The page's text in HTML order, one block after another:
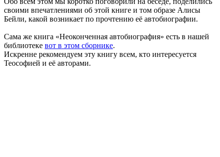
своими впечатлениями об этой книге и том образе Алисы
Бейли, какой возникает по прочтению её автобиографии.
Сама же книга «Неоконченная автобиография» есть в нашей
библиотеке вот в этом сборнике.
Искренне рекомендуем эту книгу всем, кто интересуется
Теософией и её авторами.